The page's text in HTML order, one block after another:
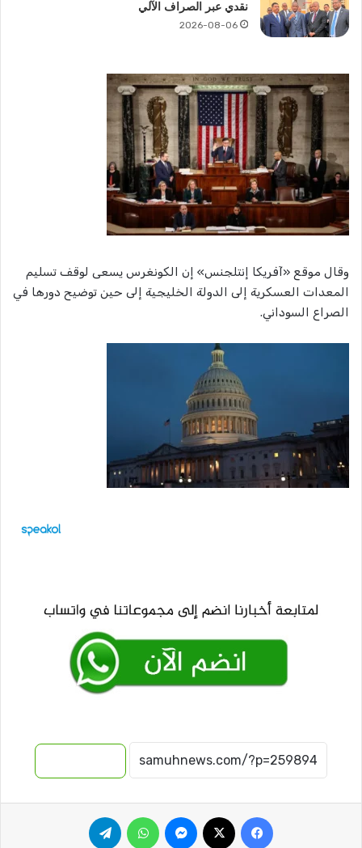
نقدي عبر الصراف الآلي
2026-08-06
وقال موقع «آفريكا إنتلجنس» إن الكونغرس يسعى لوقف تسليم
المعدات العسكرية إلى الدولة الخليجية إلى حين توضيح دورها في
الصراع السوداني.
فيسبوك ماسنجر واتساب